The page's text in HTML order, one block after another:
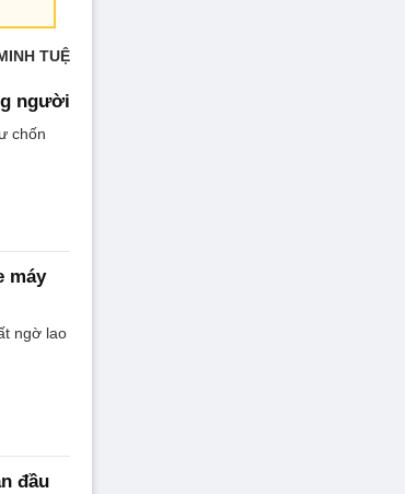
TUỆ
người
chốn
máy
ngờ lao
đầu